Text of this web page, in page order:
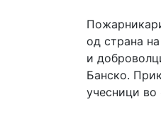
од страна
и
Банско.
учесници во